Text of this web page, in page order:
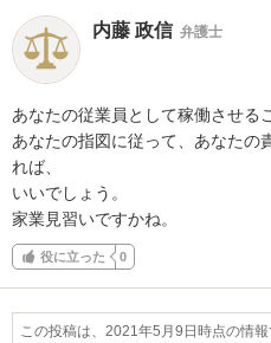
内藤 政信 弁護士
あなたの従業員として稼働させる
あなたの指図に従って、あなたの
れば、
いいでしょう。
家業見習いですかね。
役に立った 0
この投稿は、2021年5月9日時点の情報